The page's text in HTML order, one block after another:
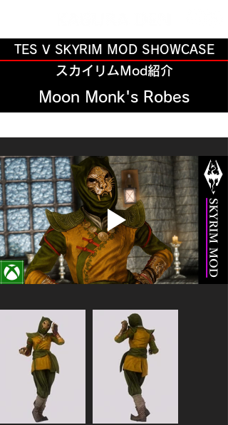
TES V SKYRIM MOD SHOWCASE
スカイリムMod紹介
Moon Monk's Robes